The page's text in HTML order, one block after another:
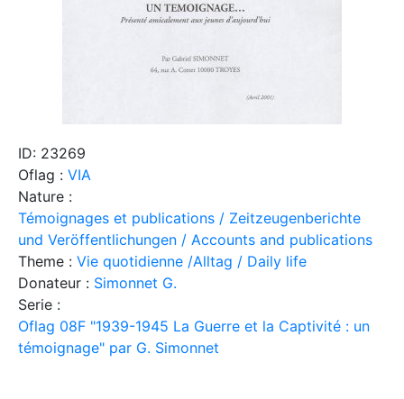
ID: 23269
Oflag : VIA
Nature :
Témoignages et publications / Zeitzeugenberichte
und Veröffentlichungen / Accounts and publications
Theme : Vie quotidienne /Alltag / Daily life
Donateur : Simonnet G.
Serie :
Oflag 08F "1939-1945 La Guerre et la Captivité : un
témoignage" par G. Simonnet